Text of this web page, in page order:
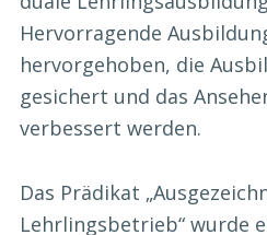
Hervorragende
hervorgehoben, die
gesichert und das
verbessert werden.
Das Prädikat
Lehrlingsbetrieb“ wurde